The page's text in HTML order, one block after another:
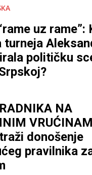
uz rame”:
turneja
političku
NA
donošenje
pravilnika